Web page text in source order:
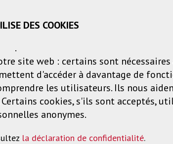
Listes de voeux
Solutions Services
DES COOKIES
.
site web : certains sont nécessaires
d'accéder à davantage de
les utilisateurs. Ils nous
cookies, s'ils sont acceptés,
anonymes.
la déclaration de confidentialité.